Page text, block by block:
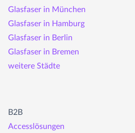
Glasfaser in München
Glasfaser in Hamburg
Glasfaser in Berlin
Glasfaser in Bremen
weitere Städte
B2B
Accesslösungen